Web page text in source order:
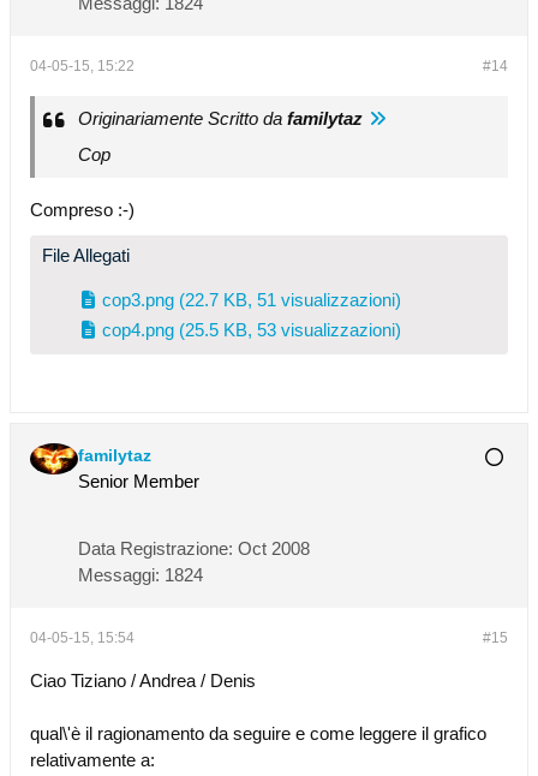
#14
04-05-15, 15:22
Originariamente Scritto da familytaz
Cop
Compreso :-)
File Allegati
cop3.png (22.7 KB, 51 visualizzazioni)
cop4.png (25.5 KB, 53 visualizzazioni)
familytaz
Senior Member
Data Registrazione: Oct 2008
Messaggi: 1824
#15
04-05-15, 15:54
Ciao Tiziano / Andrea / Denis
qual\'è il ragionamento da seguire e come leggere il grafico
relativamente a: